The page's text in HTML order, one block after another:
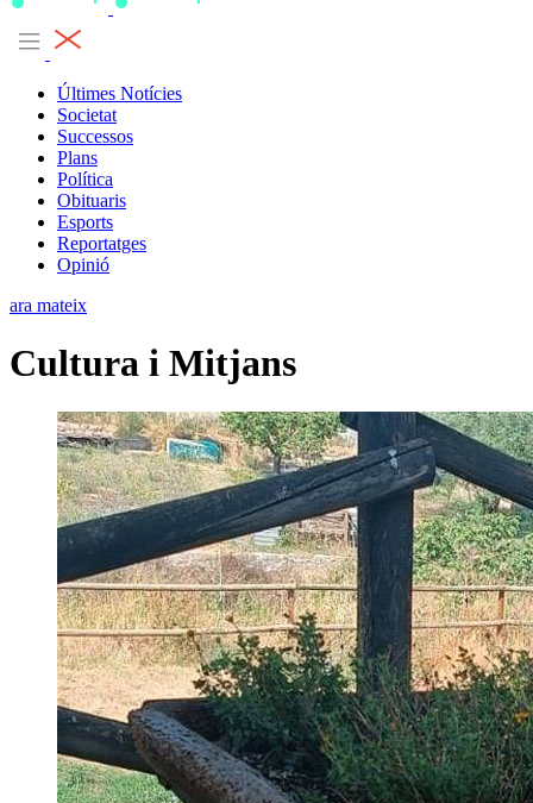
Últimes Notícies
Societat
Successos
Plans
Política
Obituaris
Esports
Reportatges
Opinió
ara mateix
Cultura i Mitjans